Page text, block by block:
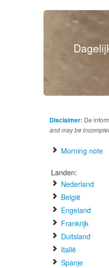
Disclaimer: De
and may be
Morning note
Landen:
Nederland
België
Engeland
Frankrijk
Duitsland
Italië
Spanje